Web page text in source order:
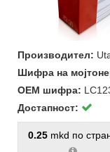
Производител:
Шифра на
ОЕМ шифра:
Достапност:
0.25 mkd по